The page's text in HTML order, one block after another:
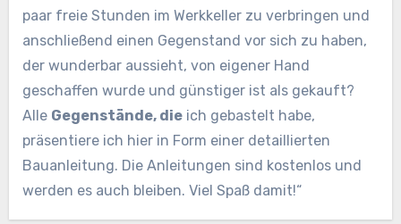
paar freie Stunden im Werkkeller zu verbringen und
anschließend einen Gegenstand vor sich zu haben,
der wunderbar aussieht, von eigener Hand
geschaffen wurde und günstiger ist als gekauft?
Alle Gegenstände, dieich gebastelt habe,
präsentiere ich hier in Form einer detaillierten
Bauanleitung. Die Anleitungen sind kostenlos und
werden es auch bleiben. Viel Spaß damit!“